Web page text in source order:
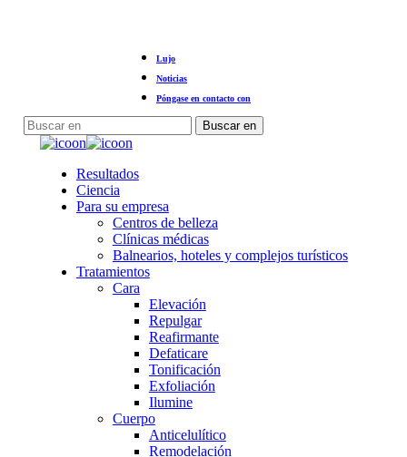
Lujo
Noticias
Póngase en contacto con
Buscar en
Cerrar
Menú
Resultados
Ciencia
Para su empresa
Centros de belleza
Clínicas médicas
Balnearios, hoteles y complejos turísticos
Tratamientos
Cara
Elevación
Repulgar
Reafirmante
Defaticare
Tonificación
Exfoliación
Ilumine
Cuerpo
Anticelulítico
Remodelación